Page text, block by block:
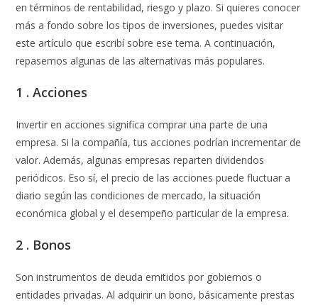
en términos de rentabilidad, riesgo y plazo. Si quieres conocer
más a fondo sobre los tipos de inversiones, puedes visitar
este artículo que escribí sobre ese tema. A continuación,
repasemos algunas de las alternativas más populares.
1 .Acciones
Invertir en acciones significa comprar una parte de una
empresa. Si la compañía, tus acciones podrían incrementar de
valor. Además, algunas empresas reparten dividendos
periódicos. Eso sí, el precio de las acciones puede fluctuar a
diario según las condiciones de mercado, la situación
económica global y el desempeño particular de la empresa.
2 . Bonos
Son instrumentos de deuda emitidos por gobiernos o
entidades privadas. Al adquirir un bono, básicamente prestas